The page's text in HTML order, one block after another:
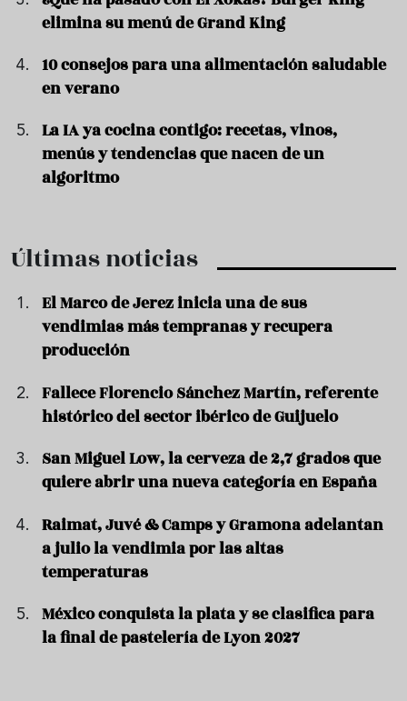
elimina su menú de Grand King
10 consejos para una alimentación saludable
en verano
La IA ya cocina contigo: recetas, vinos,
menús y tendencias que nacen de un
algoritmo
Últimas noticias
El Marco de Jerez inicia una de sus
vendimias más tempranas y recupera
producción
Fallece Florencio Sánchez Martín, referente
histórico del sector ibérico de Guijuelo
San Miguel Low, la cerveza de 2,7 grados que
quiere abrir una nueva categoría en España
Raimat, Juvé & Camps y Gramona adelantan
a julio la vendimia por las altas
temperaturas
México conquista la plata y se clasifica para
la final de pastelería de Lyon 2027